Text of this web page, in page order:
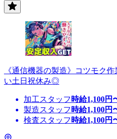
《通信機器の製造》コツモク
い土日祝休み◎
加工スタッフ 時給1,100円
製造スタッフ 時給1,100円
検査スタッフ 時給1,100円